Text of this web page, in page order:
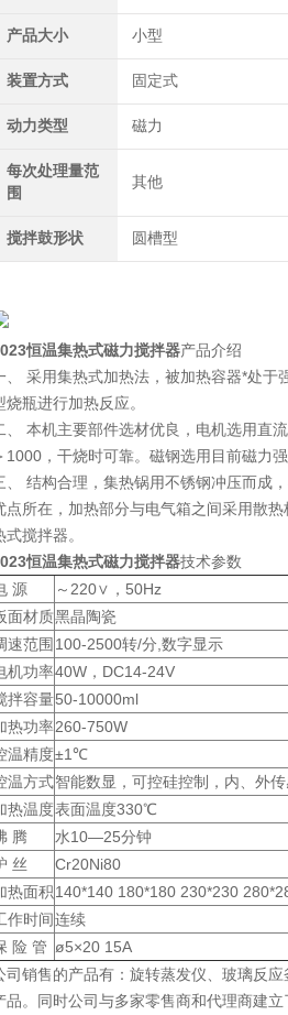
产品大小 小型
装置方式 固定式
动力类型 磁力
每次处理量范
围
其他
搅拌鼓形状 圆槽型
恒温集热式磁力搅拌器产品介绍
、 采用集热式加热法，被加热容器*处于
烧瓶进行加热反应。
、 本机主要部件选材优良，电机选用直
1000，干烧时可靠。磁钢选用目前磁力
、 结构合理，集热锅用不锈钢冲压而成
点所在，加热部分与电气箱之间采用散
式搅拌器。
恒温集热式磁力搅拌器技术参数
源
～220∨，50Hz
面材质黑晶陶瓷
速范围 100-2500转/分,数字显示
机功率40W，DC14-24V
拌容量50-10000ml
热功率260-750W
温精度±1℃
温方式智能数显，可控硅控制，内、外
热温度表面温度330℃
腾
水10—25分钟
丝
Cr20Ni80
热面积140*140 180*180 230*230
作时间连续
险 管 ø5×20 15A
司销售的产品有：旋转蒸发仪、玻璃反
品。同时公司与多家零售商和代理商建